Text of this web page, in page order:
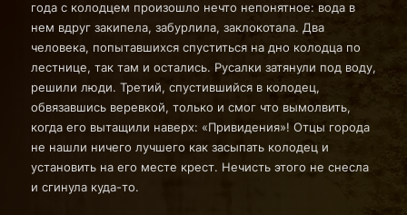
года с колодцем произошло нечто непонятное: вода в
нем вдруг закипела, забурлила, заклокотала. Два
человека, попытавшихся спуститься на дно колодца по
лестнице, так там и остались. Русалки затянули под воду,
решили люди. Третий, спустившийся в колодец,
обвязавшись веревкой, только и смог что вымолвить,
когда его вытащили наверх: «Привидения»! Отцы города
не нашли ничего лучшего как засыпать колодец и
установить на его месте крест. Нечисть этого не снесла
и сгинула куда-то.